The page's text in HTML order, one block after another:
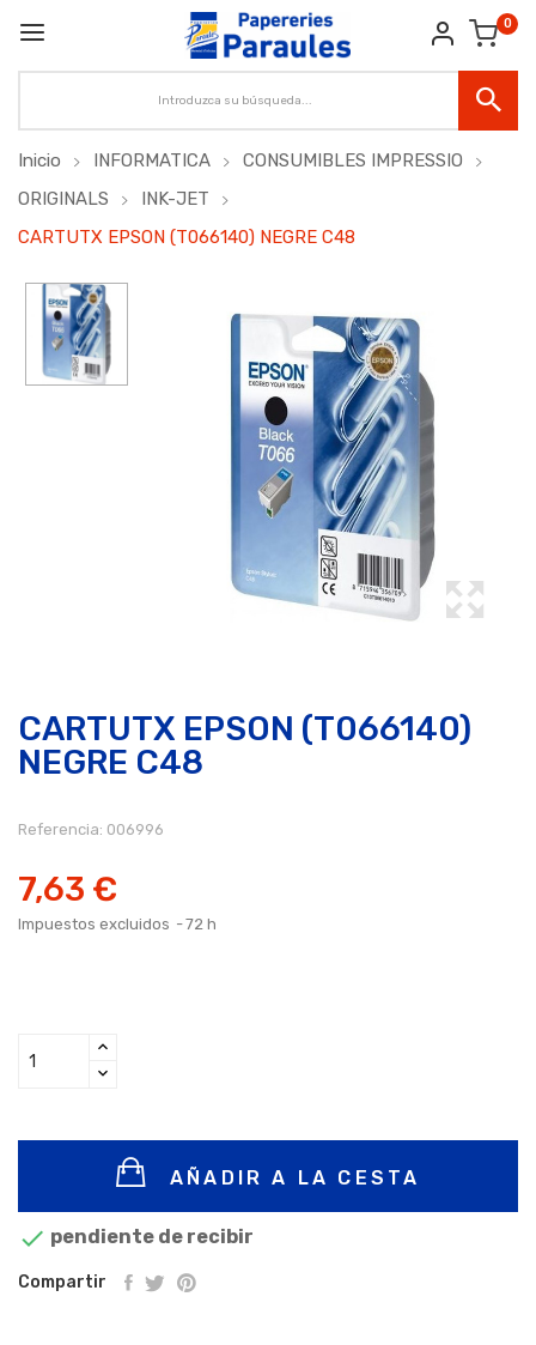
0
Inicio INFORMATICA
CONSUMIBLES IMPRESSIO
ORIGINALS
INK-JET
CARTUTX EPSON (T066140) NEGRE C48
CARTUTX EPSON (T066140)
NEGRE C48
Referencia: 006996
7,63 €
Impuestos excluidos 72 h
AÑADIR A LA CESTA
 pendiente de recibir
Compartir